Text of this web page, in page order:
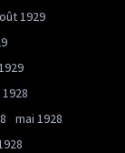
1929
mai 1928